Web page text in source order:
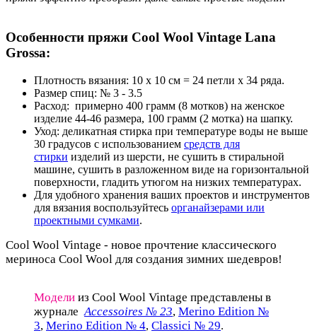
Особенности пряжи Cool Wool Vintage Lana
Grossa:
Плотность вязания: 10 х 10 см = 24 петли х 34 ряда.
Размер спиц: № 3 - 3.5
Расход: примерно 400 грамм (8 мотков) на женское
изделие 44-46 размера, 100 грамм (2 мотка) на шапку.
Уход: деликатная стирка при температуре воды не выше
30 градусов с использованием средств для
стирки изделий из шерсти, не сушить в стиральной
машине, сушить в разложенном виде на горизонтальной
поверхности, гладить утюгом на низких температурах.
Для удобного хранения ваших проектов и инструментов
для вязания воспользуйтесь органайзерами или
проектными сумками.
Cool Wool Vintage - новое прочтение классического
мериноса Cool Wool для создания зимних шедевров!
Модели из Cool Wool Vintage представлены в
журнале Accessoires № 23, Merino Edition №
3, Merino Edition № 4, Classici № 29.